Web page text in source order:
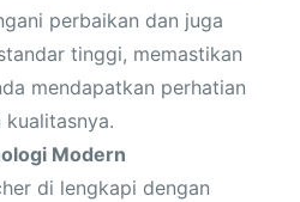
perbaikan dan juga
tinggi, memastikan
mendapatkan perhatian
kualitasnya.
Modern
di lengkapi dengan